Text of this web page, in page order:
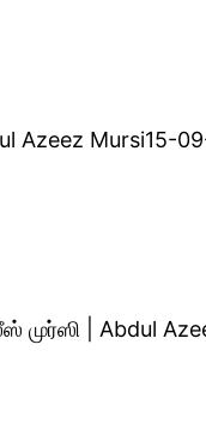
Mursi15-
| Abdul